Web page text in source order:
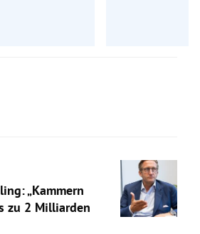
„Kammern
zu 2 Milliarden